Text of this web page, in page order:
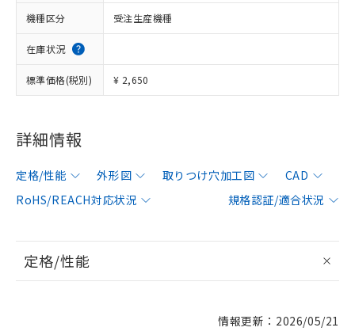
機種区分 受注生産機種
在庫状況
標準価格(税別) ¥ 2,650
詳細情報
定格/性能 外形図 取りつけ穴加工図
CAD
RoHS/REACH対応状況
規格認証/適合状況
定格/性能
情報更新：2026/05/21